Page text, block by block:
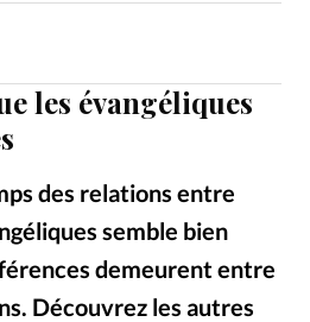
les évangéliques
des relations entre
semble bien
demeurent entre
Découvrez les autres